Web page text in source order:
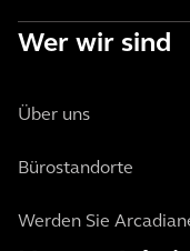
Wer wir sind
Über uns
Bürostandorte
Werden Sie